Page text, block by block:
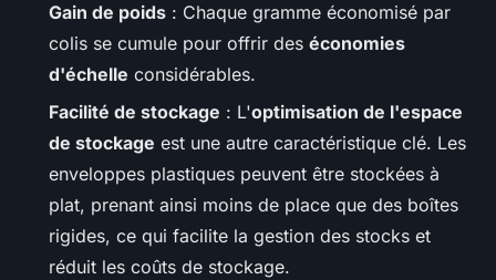
Gain de poids : Chaque gramme économisé par
colis se cumule pour offrir des économies
d'échelle considérables.
Facilité de stockage : L'optimisation de l'espace
de stockage est une autre caractéristique clé. Les
enveloppes plastiques peuvent être stockées à
plat, prenant ainsi moins de place que des boîtes
rigides, ce qui facilite la gestion des stocks et
réduit les coûts de stockage.